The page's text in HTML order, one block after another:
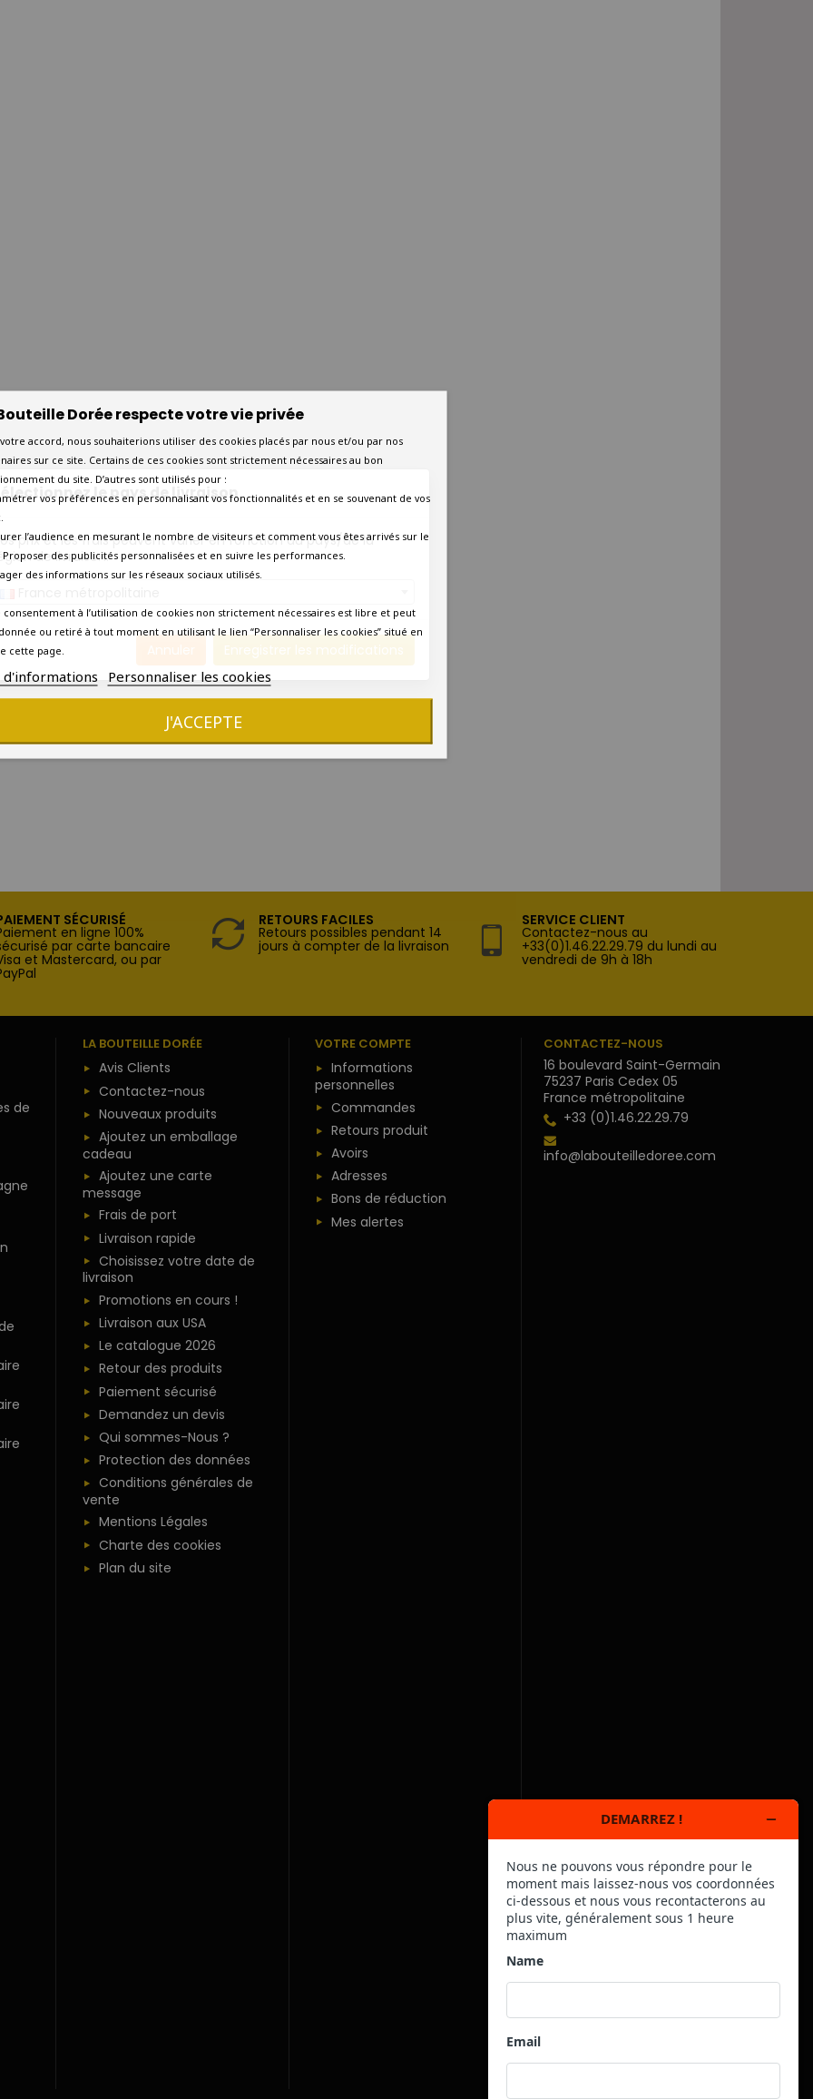
le pays de livraison
prix et les frais peuvent varier en fonction du pays/de la
de livraison.
Annuler Enregistrer les modifications
SÉCURISÉ
en ligne 100%
par carte bancaire
et Mastercard, ou par
RETOURS FACILES
Retours possibles pendant 14
jours à compter de la livraison
SERVICE CLIENT
Contactez-nous au
+33(0)1.46.22.29.79 du lundi au
vendredi de 9h à 18h
de
LA BOUTEILLE DORÉE
Avis Clients
Contactez-nous
Nouveaux produits
Ajoutez un emballage
cadeau
Ajoutez une carte
message
Frais de port
Livraison rapide
Choisissez votre date de
livraison
Promotions en cours !
Livraison aux USA
Le catalogue 2026
Retour des produits
Paiement sécurisé
Demandez un devis
Qui sommes-Nous ?
Protection des données
Conditions générales de
vente
Mentions Légales
Charte des cookies
Plan du site
VOTRE COMPTE
Informations
personnelles
Commandes
Retours produit
Avoirs
Adresses
Bons de réduction
Mes alertes
CONTACTEZ-NOUS
16 boulevard Saint-Germain
75237 Paris Cedex 05
France métropolitaine
+33 (0)1.46.22.29.79
info@labouteilledoree.com
Dorée respecte votre vie privée
accord, nous souhaiterions utiliser des cookies placés par nous et/ou par nos
sur ce site. Certains de ces cookies sont strictement nécessaires au bon
du site. D’autres sont utilisés pour :
vos préférences en personnalisant vos fonctionnalités et en se souvenant de vos
l’audience en mesurant le nombre de visiteurs et comment vous êtes arrivés sur le
Proposer des publicités personnalisées et en suivre les performances.
des informations sur les réseaux sociaux utilisés.
consentement à l’utilisation de cookies non strictement nécessaires est libre et peut
ou retiré à tout moment en utilisant le lien “Personnaliser les cookies” situé en
cette page.
d'informations Personnaliser les cookies
J'ACCEPTE